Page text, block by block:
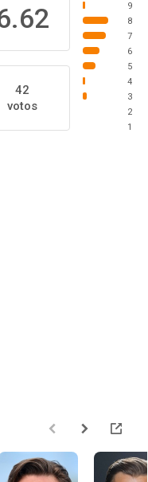
42
votos
9
8
7
6
5
4
3
2
1